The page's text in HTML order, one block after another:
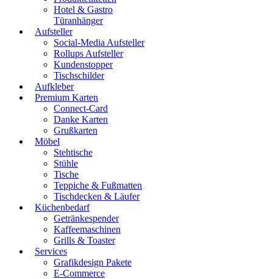
Hotel & Gastro
Türanhänger
Aufsteller
Social-Media Aufsteller
Rollups Aufsteller
Kundenstopper
Tischschilder
Aufkleber
Premium Karten
Connect-Card
Danke Karten
Grußkarten
Möbel
Stehtische
Stühle
Tische
Teppiche & Fußmatten
Tischdecken & Läufer
Küchenbedarf
Getränkespender
Kaffeemaschinen
Grills & Toaster
Services
Grafikdesign Pakete
E-Commerce